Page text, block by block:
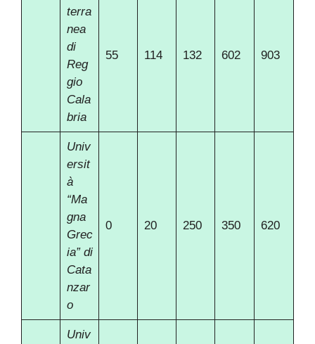
terra
nea
di
Reg
gio
Cala
bria
55 114 132 602 903
Univ
ersit
à
“Ma
gna
Grec
ia” di
Cata
nzar
o
0 20 250 350 620
Univ